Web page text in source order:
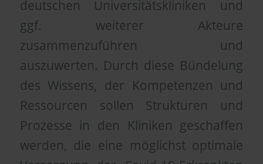
deutschen Universitätskliniken und
ggf. weiterer Akteure
zusammenzuführen und
auszuwerten. Durch diese Bündelung
des Wissens, der Kompetenzen und
Ressourcen sollen Strukturen und
Prozesse in den Kliniken geschaffen
werden, die eine möglichst optimale